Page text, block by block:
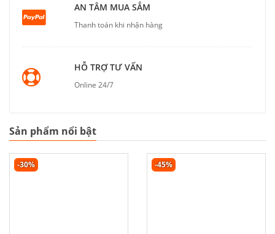
AN TÂM MUA SẮM
Thanh toán khi nhận hàng
HỖ TRỢ TƯ VẤN
Online 24/7
Sản phẩm nổi bật
-30% -45%